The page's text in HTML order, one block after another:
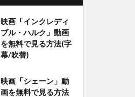
映画「インクレディ
ブル・ハルク」動画
を無料で見る方法(字
幕/吹替)
映画「シェーン」動
画を無料で見る方法